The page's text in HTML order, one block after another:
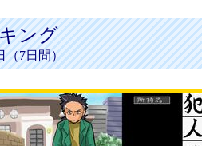
ング
（7日間）